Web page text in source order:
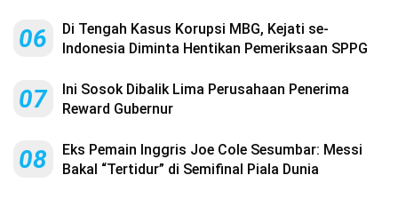
06
Di Tengah Kasus Korupsi MBG, Kejati se-
Indonesia Diminta Hentikan Pemeriksaan SPPG
07
Ini Sosok Dibalik Lima Perusahaan Penerima
Reward Gubernur
08
Eks Pemain Inggris Joe Cole Sesumbar: Messi
Bakal “Tertidur” di Semifinal Piala Dunia